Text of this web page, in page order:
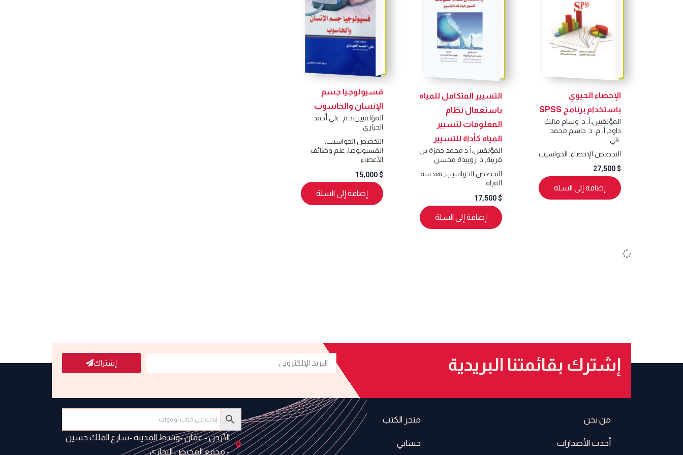
الإحصاء الحيوي
باستخدام برنامج SPSS
المؤلفيين:أ. د. وسام مالك
داود أ. م. د. جاسم محمد
علي
التخصص:الإحصاء الحواسيب
27,500$
إضافة إلى السلة
التسيير المتكامل للمياه
باستعمال نظام
المعلومات لتسيير
المياه كأداة للتسيير
المؤلفيين:أ.د محمد حمزة بن
قرينة د. زوبيدة محسن
التخصص:الحواسيب هندسة
المياه
17,500$
إضافة إلى السلة
فسيولوجيا جسم
الإنسان والحاسوب
المؤلفيين:د.م. علي أحمد
الحياري
التخصص:الحواسيب
الفسيولوجيا علم وظائف
الأعضاء
15,000$
إضافة إلى السلة
إشترك بقائمتنا البريدية
الإلكتروني
إشتراك
من نحن
أحدث الأصدارات
متجر الكتب
حسابي
الأردن - عمَان -وسط المدينة -شارع الملك حسين
- مجمع الفحيص التجاري